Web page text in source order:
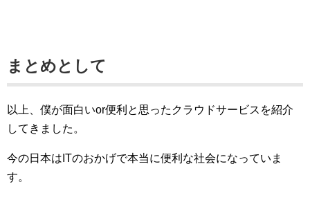
まとめとして
以上、僕が面白いor便利と思ったクラウドサービスを紹介
してきました。
今の日本はITのおかげで本当に便利な社会になっていま
す。